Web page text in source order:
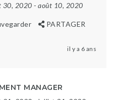
30, 2020 - août 10, 2020
PARTAGER
il y a 6 ans
MANAGER